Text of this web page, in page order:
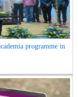
programme in